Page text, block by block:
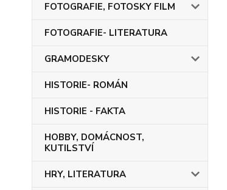
FOTOGRAFIE, FOTOSKY FILM
FOTOGRAFIE- LITERATURA
GRAMODESKY
HISTORIE- ROMÁN
HISTORIE - FAKTA
HOBBY, DOMÁCNOST,
KUTILSTVÍ
HRY, LITERATURA